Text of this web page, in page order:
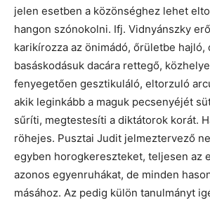
jelen esetben a közönséghez lehet
hangon szónokolni. Ifj. Vidnyánszky
karikírozza az önimádó, őrületbe hajló,
basáskodásuk dacára rettegő,
fenyegetően gesztikuláló, eltorzuló
akik leginkább a maguk pecsenyéjét
sűríti, megtestesíti a diktátorok korát.
röhejes. Pusztai Judit jelmeztervező
egyben horogkereszteket, teljesen az
azonos egyenruhákat, de minden
másához. Az pedig külön tanulmányt